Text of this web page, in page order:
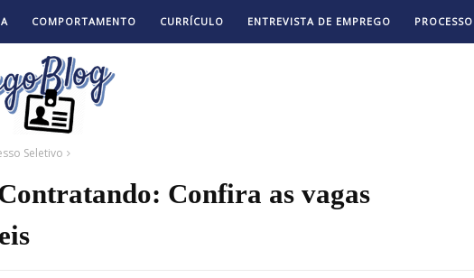
COMPORTAMENTO CURRÍCULO ENTREVISTA DE EMPREGO
Seletivo
Confira as vagas